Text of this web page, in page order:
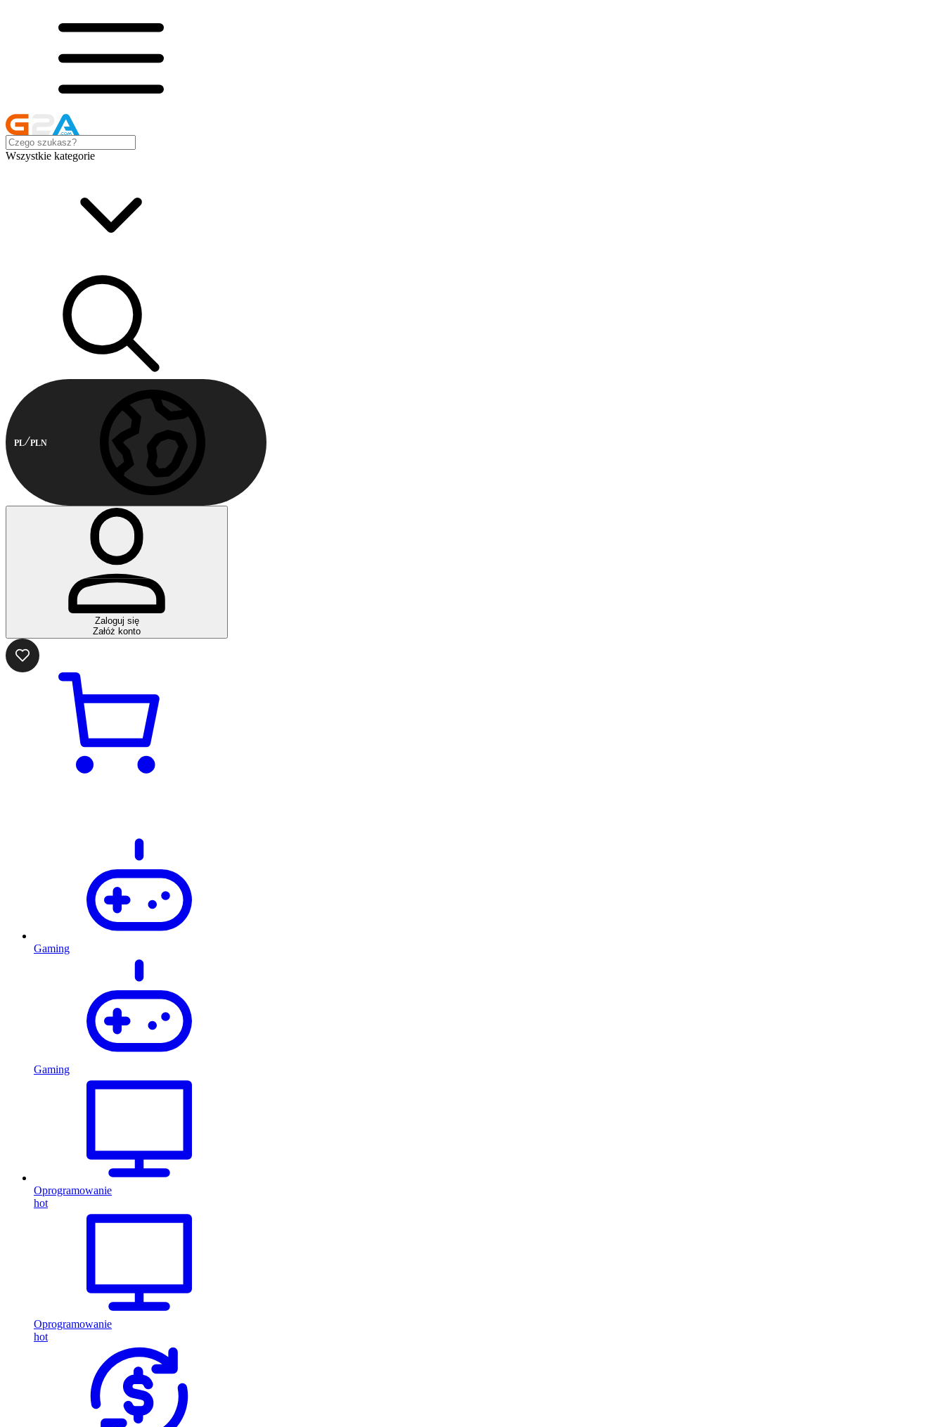
Wszystkie kategorie
PL PLN
Zaloguj się
Załóż konto
Gaming
Gaming
Oprogramowanie
hot
Oprogramowanie
hot